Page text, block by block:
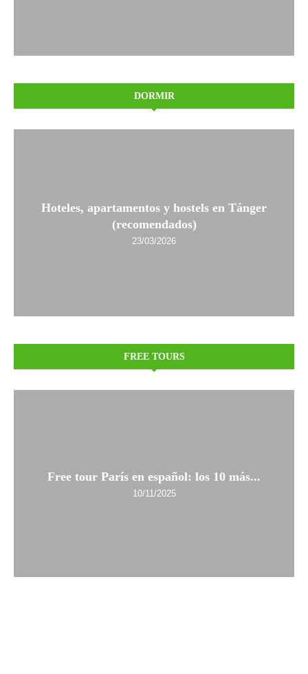
DORMIR
Hoteles, apartamentos y hostels en Tánger
(recomendados)
23/03/2026
FREE TOURS
Free tour París en español: los 10 más...
10/11/2025